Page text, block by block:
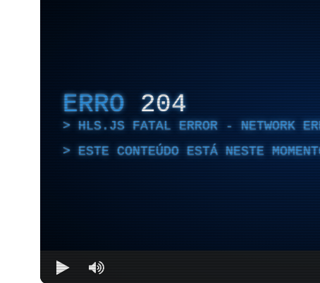
ERRO 204
HLS.JS FATAL ERROR - NETWORK
ESTE CONTEÚDO ESTÁ NESTE